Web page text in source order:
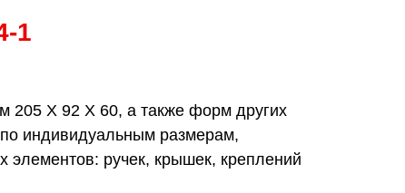
1
205 Х 92 Х 60, а также форм других
индивидуальным размерам,
ручек, крышек, креплений